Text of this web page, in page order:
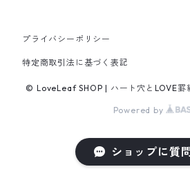
ミニ6
マイクロ5
ミニ6
100枚入
プライバシーポリシー
特定商取引法に基づく表記
© LoveLeaf SHOP | ハート穴とLOVE罫
Powered by
ショップに質